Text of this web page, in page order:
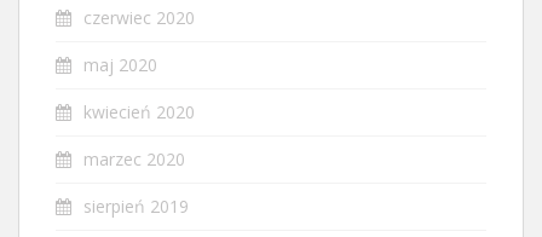
czerwiec 2020
maj 2020
kwiecień 2020
marzec 2020
sierpień 2019